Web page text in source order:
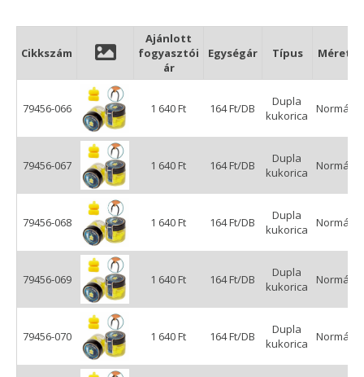
Cikkszám
Ajánlott
fogyasztói
ár
Egységár Típus Méret
79456-066 1 640 Ft 164 Ft/DB
Dupla
kukorica
Normál
79456-067 1 640 Ft 164 Ft/DB
Dupla
kukorica
Normál
79456-068 1 640 Ft 164 Ft/DB
Dupla
kukorica
Normál
79456-069 1 640 Ft 164 Ft/DB
Dupla
kukorica
Normál
79456-070 1 640 Ft 164 Ft/DB
Dupla
kukorica
Normál